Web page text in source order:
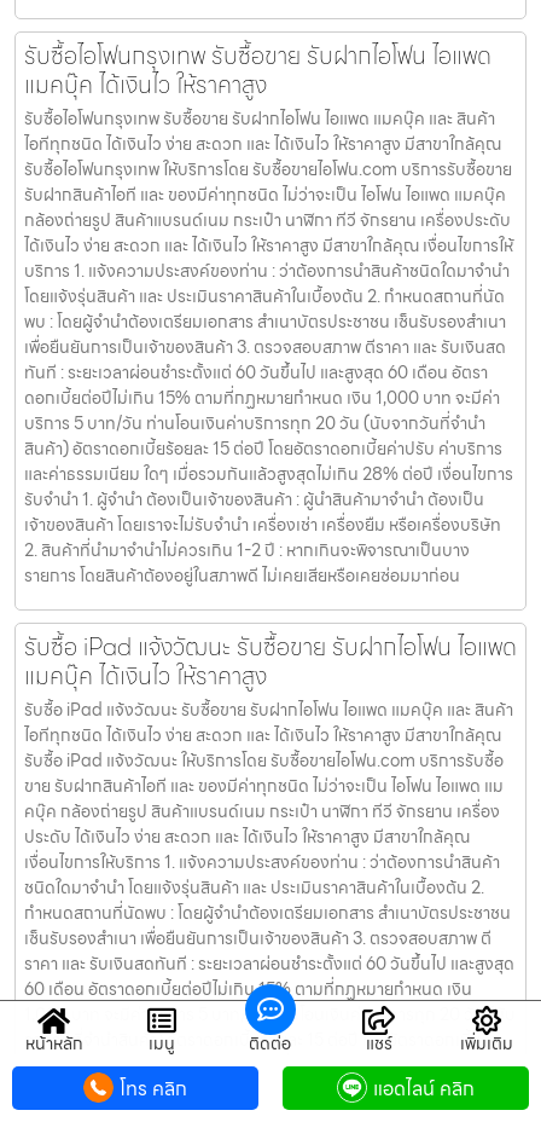
รับซื้อไอโฟนกรุงเทพ รับซื้อขาย รับฝากไอโฟน ไอแพด
แมคบุ๊ค ได้เงินไว ให้ราคาสูง
รับซื้อไอโฟนกรุงเทพ รับซื้อขาย รับฝากไอโฟน ไอแพด แมคบุ๊ค และ สินค้า
ไอทีทุกชนิด ได้เงินไว ง่าย สะดวก และ ได้เงินไว ให้ราคาสูง มีสาขาใกล้คุณ
รับซื้อไอโฟนกรุงเทพ ให้บริการโดย รับซื้อขายไอโฟน.com บริการรับซื้อขาย
รับฝากสินค้าไอที และ ของมีค่าทุกชนิด ไม่ว่าจะเป็น ไอโฟน ไอแพด แมคบุ๊ค
กล้องถ่ายรูป สินค้าแบรนด์เนม กระเป๋า นาฬิกา ทีวี จักรยาน เครื่องประดับ
ได้เงินไว ง่าย สะดวก และ ได้เงินไว ให้ราคาสูง มีสาขาใกล้คุณ เงื่อนไขการให้
บริการ 1. แจ้งความประสงค์ของท่าน : ว่าต้องการนำสินค้าชนิดใดมาจำนำ
โดยแจ้งรุ่นสินค้า และ ประเมินราคาสินค้าในเบื้องต้น 2. กำหนดสถานที่นัด
พบ : โดยผู้จำนำต้องเตรียมเอกสาร สำเนาบัตรประชาชน เซ็นรับรองสำเนา
เพื่อยืนยันการเป็นเจ้าของสินค้า 3. ตรวจสอบสภาพ ตีราคา และ รับเงินสด
ทันที : ระยะเวลาผ่อนชำระตั้งแต่ 60 วันขึ้นไป และสูงสุด 60 เดือน อัตรา
ดอกเบี้ยต่อปีไม่เกิน 15% ตามที่กฏหมายกำหนด เงิน 1,000 บาท จะมีค่า
บริการ 5 บาท/วัน ท่านโอนเงินค่าบริการทุก 20 วัน (นับจากวันที่จำนำ
สินค้า) อัตราดอกเบี้ยร้อยละ 15 ต่อปี โดยอัตราดอกเบี้ยค่าปรับ ค่าบริการ
และค่าธรรมเนียม ใดๆ เมื่อรวมกันแล้วสูงสุดไม่เกิน 28% ต่อปี เงื่อนไขการ
รับจำนำ 1. ผู้จำนำ ต้องเป็นเจ้าของสินค้า : ผู้นำสินค้ามาจำนำ ต้องเป็น
เจ้าของสินค้า โดยเราจะไม่รับจำนำ เครื่องเช่า เครื่องยืม หรือเครื่องบริษัท
2. สินค้าที่นำมาจำนำไม่ควรเกิน 1-2 ปี : หากเกินจะพิจารณาเป็นบาง
รายการ โดยสินค้าต้องอยู่ในสภาพดี ไม่เคยเสียหรือเคยซ่อมมาก่อน
รับซื้อ iPad แจ้งวัฒนะ รับซื้อขาย รับฝากไอโฟน ไอแพด
แมคบุ๊ค ได้เงินไว ให้ราคาสูง
รับซื้อ iPad แจ้งวัฒนะ รับซื้อขาย รับฝากไอโฟน ไอแพด แมคบุ๊ค และ สินค้า
ไอทีทุกชนิด ได้เงินไว ง่าย สะดวก และ ได้เงินไว ให้ราคาสูง มีสาขาใกล้คุณ
รับซื้อ iPad แจ้งวัฒนะ ให้บริการโดย รับซื้อขายไอโฟน.com บริการรับซื้อ
ขาย รับฝากสินค้าไอที และ ของมีค่าทุกชนิด ไม่ว่าจะเป็น ไอโฟน ไอแพด แม
คบุ๊ค กล้องถ่ายรูป สินค้าแบรนด์เนม กระเป๋า นาฬิกา ทีวี จักรยาน เครื่อง
ประดับ ได้เงินไว ง่าย สะดวก และ ได้เงินไว ให้ราคาสูง มีสาขาใกล้คุณ
เงื่อนไขการให้บริการ 1. แจ้งความประสงค์ของท่าน : ว่าต้องการนำสินค้า
ชนิดใดมาจำนำ โดยแจ้งรุ่นสินค้า และ ประเมินราคาสินค้าในเบื้องต้น 2.
กำหนดสถานที่นัดพบ : โดยผู้จำนำต้องเตรียมเอกสาร สำเนาบัตรประชาชน
เซ็นรับรองสำเนา เพื่อยืนยันการเป็นเจ้าของสินค้า 3. ตรวจสอบสภาพ ตี
ราคา และ รับเงินสดทันที : ระยะเวลาผ่อนชำระตั้งแต่ 60 วันขึ้นไป และสูงสุด
60 เดือน อัตราดอกเบี้ยต่อปีไม่เกิน 15% ตามที่กฏหมายกำหนด เงิน
1,000 บาท จะมีค่าบริการ 5 บาท/วัน ท่านโอนเงินค่าบริการทุก 20 วัน (นับ
จากวันที่จำนำสินค้า) อัตราดอกเบี้ยร้อยละ 15 ต่อปี โดยอัตราดอกเบี้ยค่า
ปรับ ค่าบริการ และค่าธรรมเนียม ใดๆ เมื่อรวมกันแล้วสูงสุดไม่เกิน 28%
ต่อปี เงื่อนไขการรับจำนำ 1. ผู้จำนำ ต้องเป็นเจ้าของสินค้า : ผู้นำสินค้ามา
จำนำ ต้องเป็นเจ้าของสินค้า โดยเราจะไม่รับจำนำ เครื่องเช่า เครื่องยืม หรือ
หน้าหลัก เมนู ติดต่อ แชร์ เพิ่มเติม
โทร คลิก แอดไลน์ คลิก